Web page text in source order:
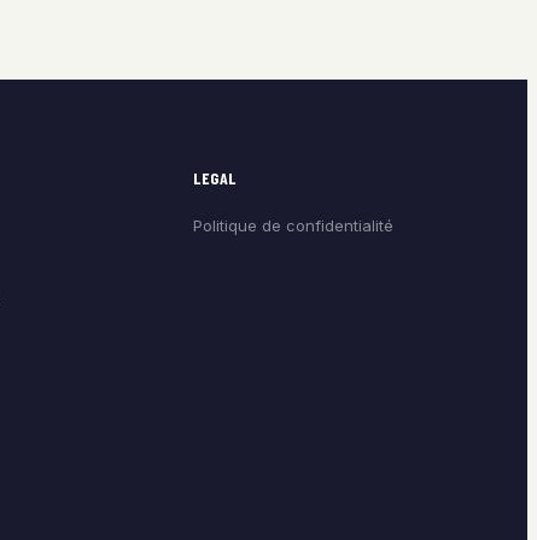
LEGAL
Politique de confidentialité